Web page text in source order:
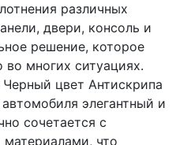
различных
двери, консоль и
решение, которое
многих ситуациях.
цвет Антискрипа
элегантный и
сочетается с
что